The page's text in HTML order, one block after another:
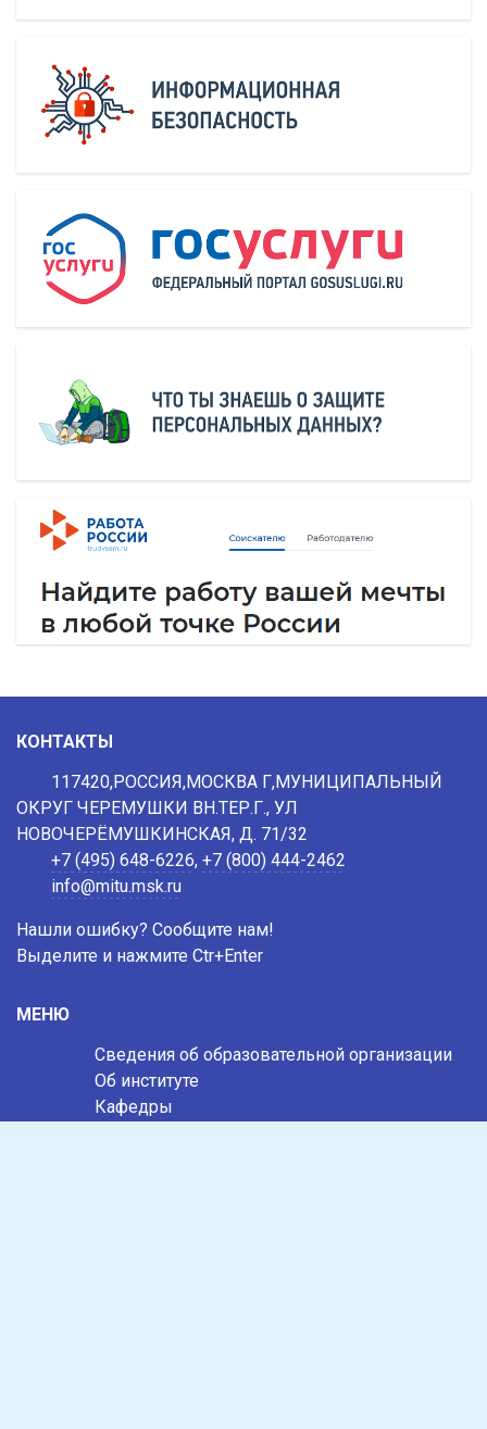
КОНТАКТЫ
117420,РОССИЯ,МОСКВА Г,МУНИЦИПАЛЬНЫЙ
ОКРУГ ЧЕРЕМУШКИ ВН.ТЕР.Г., УЛ
НОВОЧЕРЁМУШКИНСКАЯ, Д. 71/32
+7 (495) 648-6226, +7 (800) 444-2462
info@mitu.msk.ru
Нашли ошибку? Сообщите нам!
Выделите и нажмите Ctr+Enter
МЕНЮ
Сведения об образовательной организации
Об институте
Кафедры